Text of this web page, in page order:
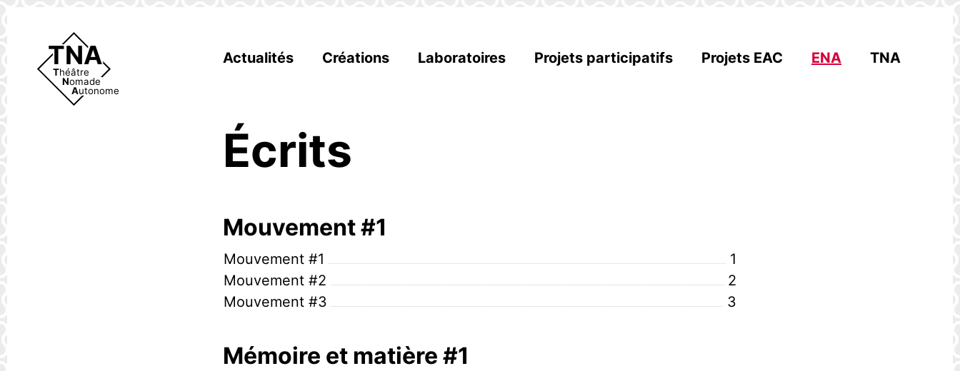
TNA
Théâtre
Nomade
Autonome
Actualités Créations Laboratoires Projets participatifs Projets EAC ENA TNA
Écrits
Mouvement #1
Mouvement #1
Mouvement #2
Mouvement #3
Mémoire et matière #1